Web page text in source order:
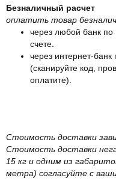
Безналичный расчет
оплатить товар
через любой банк
счете.
через интернет-банк
(сканируйте код,
оплатите).
Стоимость доставки
Стоимость доставки
15 кг и одним из
метра) согласуйте с